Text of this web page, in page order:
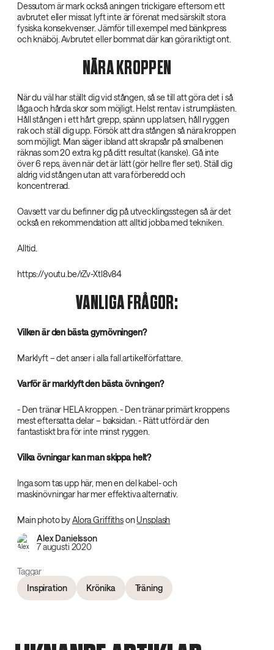
Dessutom är mark också aningen trickigare eftersom ett
avbrutet eller missat lyft inte är förenat med särskilt stora
fysiska konsekvenser. Jämför till exempel med bänkpress
och knäböj. Avbrutet eller bommat där kan göra riktigt ont.
NÄRA KROPPEN
När du väl har ställt dig vid stången, så se till att göra det i så
låga och hårda skor som möjligt. Helst rentav i strumplästen.
Håll stången i ett hårt grepp, spänn upp latsen, håll ryggen
rak och ställ dig upp. Försök att dra stången så nära kroppen
som möjligt. Man säger ibland att skrapsår på smalbenen
räknas som 20 extra kg på ditt resultat (kanske). Gå inte
över 6 reps, även när det är lätt (gör hellre fler set). Ställ dig
aldrig vid stången utan att vara förberedd och
koncentrerad.
Oavsett var du befinner dig på utvecklingsstegen så är det
också en rekommendation att alltid jobba med tekniken.
Alltid.
https://youtu.be/rZv-Xtl8v84
VANLIGA FRÅGOR:
Vilken är den bästa gymövningen?
Marklyft – det anser i alla fall artikelförfattare.
Varför är marklyft den bästa övningen?
- Den tränar HELA kroppen. - Den tränar primärt kroppens
mest eftersatta delar – baksidan. - Rätt utförd är den
fantastiskt bra för inte minst ryggen.
Vilka övningar kan man skippa helt?
Inga som tas upp här, men en del kabel- och
maskinövningar har mer effektiva alternativ.
Main photo byAlora GriffithsonUnsplash
Alex Danielsson
7 augusti 2020
Taggar
Inspiration
Krönika Träning